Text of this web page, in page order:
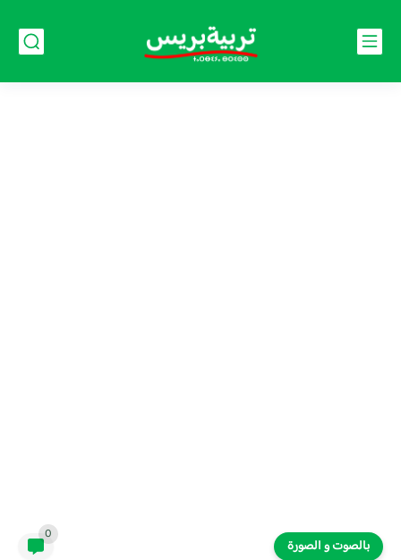
بالصوت و الصورة
0